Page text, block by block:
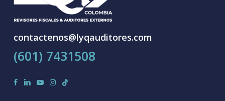
contactenos@lyqauditores.com
(601) 7431508
facebook
linkedinyoutubeinstagram
tiktok